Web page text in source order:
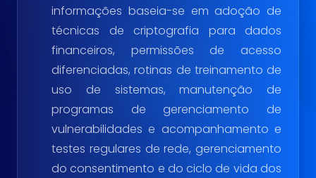
informações baseia-se em adoção de
técnicas de criptografia para dados
financeiros, permissões de acesso
diferenciadas, rotinas de treinamento de
uso de sistemas, manutenção de
programas de gerenciamento de
vulnerabilidades e acompanhamento e
testes regulares de rede, gerenciamento
do consentimento e do ciclo de vida dos